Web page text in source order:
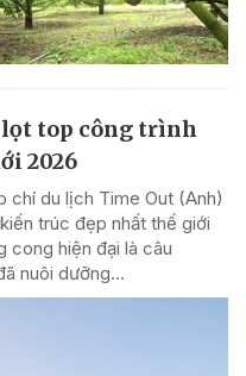
lọt top công trình
2026
chí du lịch Time Out (Anh)
trúc đẹp nhất thế giới
cong hiện đại là câu
nuôi dưỡng...